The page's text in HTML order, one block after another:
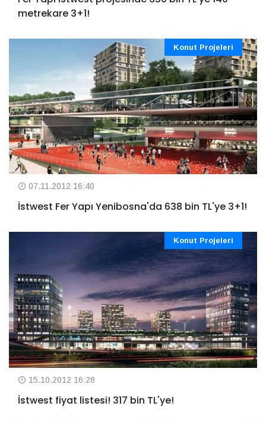
metrekare 3+1!
Konut Projeleri
07.11.2012 16:40
İstwest Fer Yapı Yenibosna'da 638 bin TL'ye 3+1!
Konut Projeleri
15.10.2012 16:28
İstwest fiyat listesi! 317 bin TL'ye!